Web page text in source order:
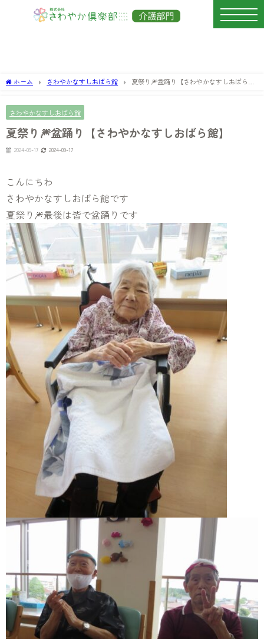
ホーム さわやかなすしおばら館
夏祭り🎆盆踊り【さわやかなすしおばら
さわやかなすしおばら館
夏祭り🎆盆踊り【さわやかなすしおばら館】
2024-09-17 2024-09-17
こんにちわ
さわやかなすしおばら館です
夏祭り🎆最後は皆で盆踊りです